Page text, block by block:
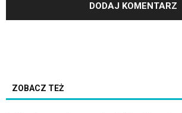
ZOBACZ TEŻ